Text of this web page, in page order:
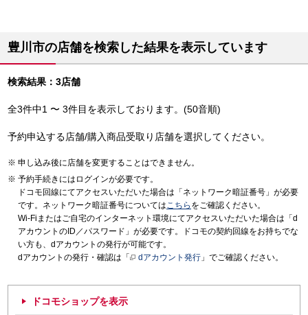
豊川市の店舗を検索した結果を表示しています
検索結果：3店舗
全3件中1 〜 3件目を表示しております。(50音順)
予約申込する店舗/購入商品受取り店舗を選択してください。
申し込み後に店舗を変更することはできません。
予約手続きにはログインが必要です。
ドコモ回線にてアクセスいただいた場合は「ネットワーク暗証番号」が必要
です。ネットワーク暗証番号についてはこちら をご確認ください。
Wi-Fiまたはご自宅のインターネット環境にてアクセスいただいた場合は「d
アカウントのID／パスワード」が必要です。ドコモの契約回線をお持ちでな
い方も、dアカウントの発行が可能です。
dアカウントの発行・確認は「
dアカウント発行 」でご確認ください。
ドコモショップを表示